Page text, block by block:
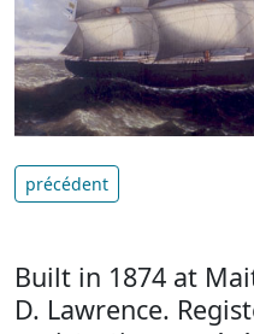
précédent
Built in 1874 at
D. Lawrence.